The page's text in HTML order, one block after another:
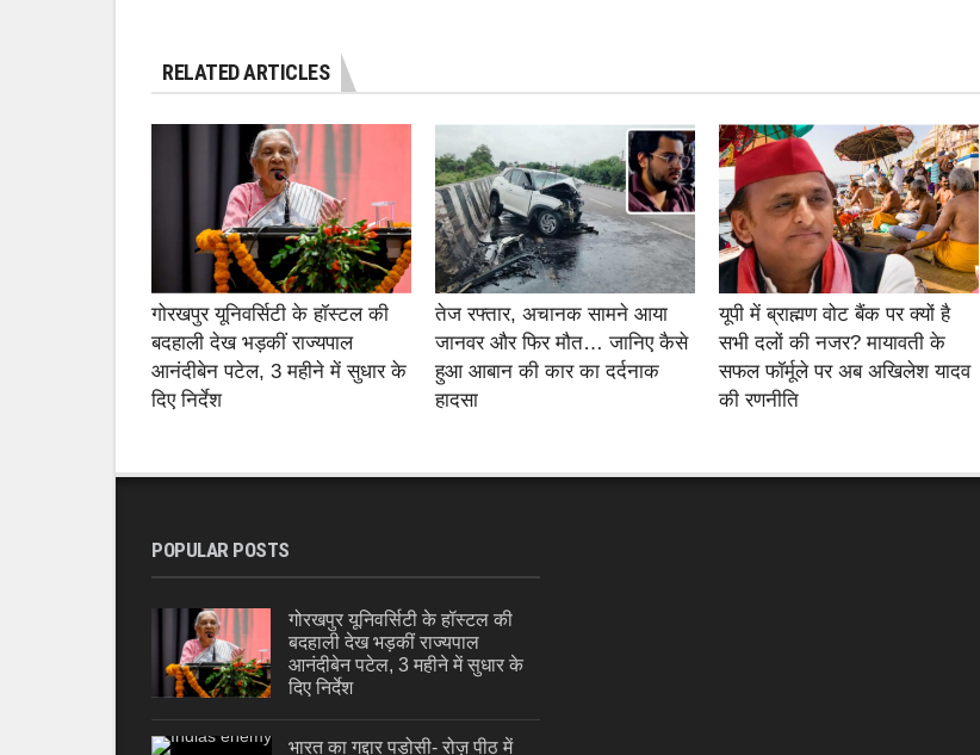
RELATED ARTICLES
गोरखपुर यूनिवर्सिटी के हॉस्टल की
बदहाली देख भड़कीं राज्यपाल
आनंदीबेन पटेल, 3 महीने में सुधार के
दिए निर्देश
तेज रफ्तार, अचानक सामने आया
जानवर और फिर मौत… जानिए कैसे
हुआ आबान की कार का दर्दनाक
हादसा
यूपी में ब्राह्मण वोट बैंक पर क्यों है
सभी दलों की नजर? मायावती के
सफल फॉर्मूले पर अब अखिलेश यादव
की रणनीति
POPULAR POSTS
गोरखपुर यूनिवर्सिटी के हॉस्टल की
बदहाली देख भड़कीं राज्यपाल
आनंदीबेन पटेल, 3 महीने में सुधार के
दिए निर्देश
भारत का गद्दार पड़ोसी- रोज़ पीठ में